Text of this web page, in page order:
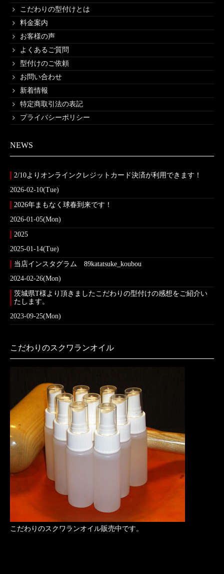
こだわりの型付けとは
料金案内
お客様の声
よくあるご質問
型付けのご依頼
お問い合わせ
新着情報
特定商取引法の表記
プライバシーポリシー
NEWS
2/10よりオンラインクレジットカード決済が利用できます！
2026-02-10(Tue)
2026年まもなく球春到来です！
2026-01-05(Mon)
2025
2025-01-14(Tue)
当店インスタグラム 89katatsuke_koubou
2024-02-26(Mon)
茨城県T様より頂きましたこだわりの型付けの感想をご紹介い
たします。
2023-09-25(Mon)
こだわりのスクワランオイル
こだわりのスクワランオイル販売中です。